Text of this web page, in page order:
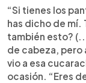
“Si tienes los
has dicho de mí.
también esto?
de cabeza, pero
vio a esa
ocasión. “Eres